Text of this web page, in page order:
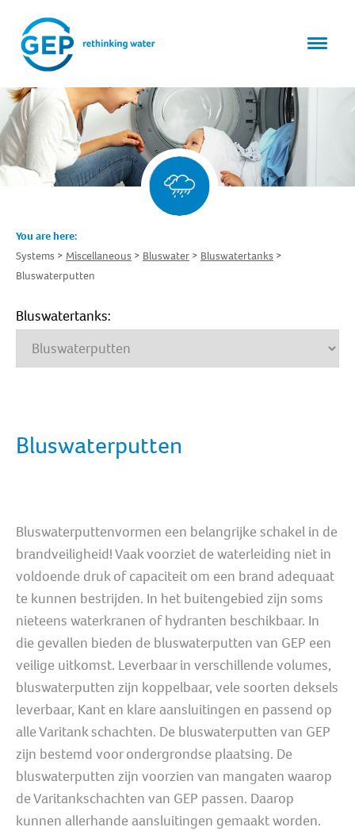
You are here:
Systems
Miscellaneous Bluswater
Bluswatertanks
Bluswaterputten
Bluswatertanks:
Bluswaterputten
Bluswaterputtenvormen een belangrijke schakel in de
brandveiligheid! Vaak voorziet de waterleiding niet in
voldoende druk of capaciteit om een brand adequaat
te kunnen bestrijden. In het buitengebied zijn soms
nieteens waterkranen of hydranten beschikbaar. In
die gevallen bieden de bluswaterputten van GEP een
veilige uitkomst. Leverbaar in verschillende volumes,
bluswaterputten zijn koppelbaar, vele soorten deksels
leverbaar, Kant en klare aansluitingen en passend op
alle Varitank schachten. De bluswaterputten van GEP
zijn bestemd voor ondergrondse plaatsing. De
bluswaterputten zijn voorzien van mangaten waarop
de Varitankschachten van GEP passen. Daarop
kunnen allerhande aansluitingen gemaakt worden.